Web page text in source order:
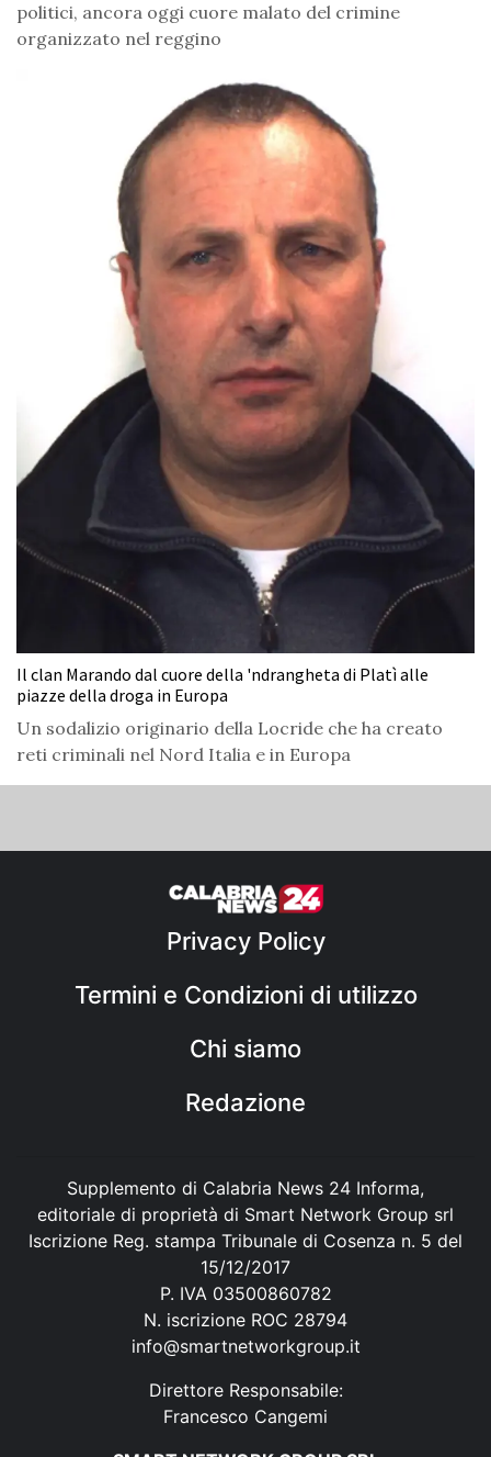
politici, ancora oggi cuore malato del crimine
organizzato nel reggino
Il clan Marando dal cuore della 'ndrangheta di Platì alle
piazze della droga in Europa
Un sodalizio originario della Locride che ha creato
reti criminali nel Nord Italia e in Europa
Privacy Policy
Termini e Condizioni di utilizzo
Chi siamo
Redazione
Supplemento di Calabria News 24 Informa,
editoriale di proprietà di Smart Network Group srl
Iscrizione Reg. stampa Tribunale di Cosenza n. 5 del
15/12/2017
P. IVA 03500860782
N. iscrizione ROC 28794
info@smartnetworkgroup.it
Direttore Responsabile:
Francesco Cangemi